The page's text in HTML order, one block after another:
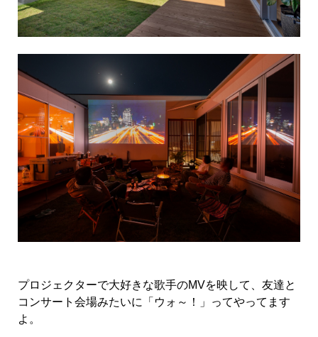
プロジェクターで大好きな歌手のMVを映して、友達と
コンサート会場みたいに「ウォ～！」ってやってます
よ。